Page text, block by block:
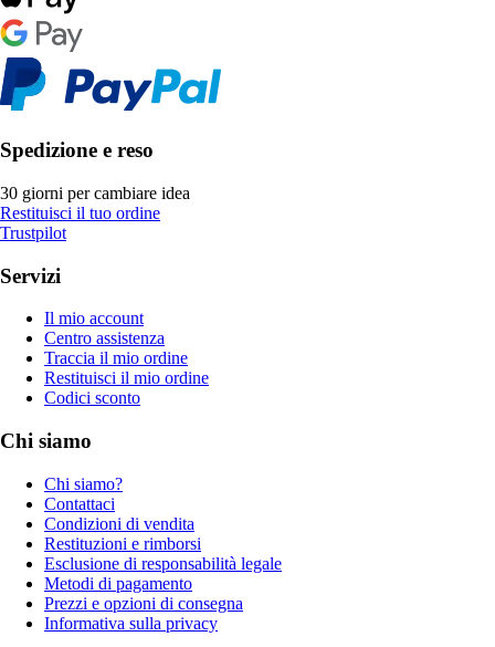
Spedizione e reso
30 giorni per cambiare idea
Restituisci il tuo ordine
Trustpilot
Servizi
Il mio account
Centro assistenza
Traccia il mio ordine
Restituisci il mio ordine
Codici sconto
Chi siamo
Chi siamo?
Contattaci
Condizioni di vendita
Restituzioni e rimborsi
Esclusione di responsabilità legale
Metodi di pagamento
Prezzi e opzioni di consegna
Informativa sulla privacy